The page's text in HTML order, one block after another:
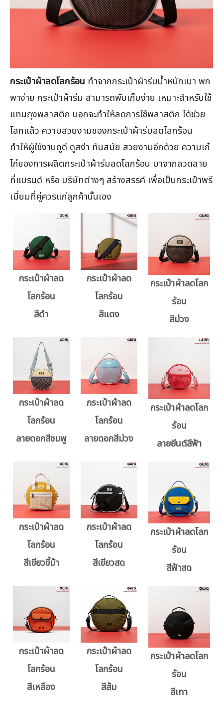
กระเป๋าผ้าลดโลกร้อน ทำจากกระเป๋าผ้าร่มน้ำหนักเบา พก
พาง่าย กระเป๋าผ้าร่ม สามารถพับเก็บง่าย เหมาะสำหรับใช้
แทนถุงพลาสติก นอกจะทำให้ลดการใช้พลาสติก ได้ช่วย
โลกแล้ว ความสวยงามของกระเป๋าผ้าร่มลดโลกร้อน
ทำให้ผู้ใช้งานดูดี ดูสง่า ทันสมัย สวยงามอีกด้วย ความเก๋
ไก๋ของการผลิตกระเป๋าผ้าร่มลดโลกร้อน มาจากลวดลาย
ที่แบรนด์ หรือ บริษัทต่างๆ สร้างสรรค์ เพื่อเป็นกระเป๋าพรี
เมี่ยมที่คู่ควรแก่ลูกค้านั้นเอง
กระเป๋าผ้าลด
โลกร้อน
สีดำ
กระเป๋าผ้าลด
โลกร้อน
สีแดง
กระเป๋าผ้าลดโลก
ร้อน
สีม่วง
กระเป๋าผ้าลด
โลกร้อน
ลายดอกสีชมพู
กระเป๋าผ้าลด
โลกร้อน
ลายดอกสีม่วง
กระเป๋าผ้าลดโลก
ร้อน
ลายยีนต์สีฟ้า
กระเป๋าผ้าลด
โลกร้อน
สีเขียวขี้ม้า
กระเป๋าผ้าลด
โลกร้อน
สีเขียวสด
กระเป๋าผ้าลดโลก
ร้อน
สีฟ้าสด
กระเป๋าผ้าลด
โลกร้อน
สีเหลือง
กระเป๋าผ้าลด
โลกร้อน
สีส้ม
กระเป๋าผ้าลดโลก
ร้อน
สีเทา